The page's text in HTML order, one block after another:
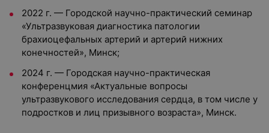
2022 г. — Городской научно-практический семинар
«Ультразвуковая диагностика патологии
брахиоцефальных артерий и артерий нижних
конечностей», Минск;
2024 г. — Городская научно-практическая
конференцмия «Актуальные вопросы
ультразвукового исследования сердца, в том числе у
подростков и лиц призывного возраста», Минск.